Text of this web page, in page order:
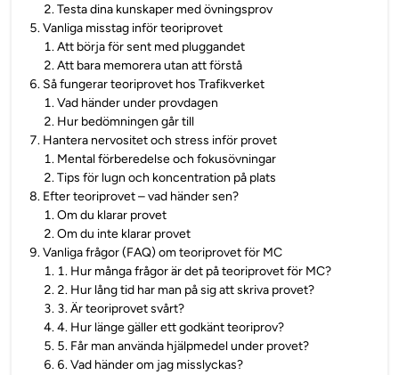
2.Testa dina kunskaper med övningsprov
5.Vanliga misstag inför teoriprovet
1.Att börja för sent med pluggandet
2.Att bara memorera utan att förstå
6. Så fungerar teoriprovet hos Trafikverket
1.Vad händer under provdagen
2. Hur bedömningen går till
7. Hantera nervositet och stress inför provet
1. Mental förberedelse och fokusövningar
2.Tips för lugn och koncentration på plats
8. Efter teoriprovet – vad händer sen?
1.Om du klarar provet
2.Om du inte klarar provet
9.Vanliga frågor (FAQ) om teoriprovet för MC
1. 1. Hur många frågor är det på teoriprovet för MC?
2. 2. Hur lång tid har man på sig att skriva provet?
3. 3. Är teoriprovet svårt?
4.4. Hur länge gäller ett godkänt teoriprov?
5. 5. Får man använda hjälpmedel under provet?
6. 6. Vad händer om jag misslyckas?